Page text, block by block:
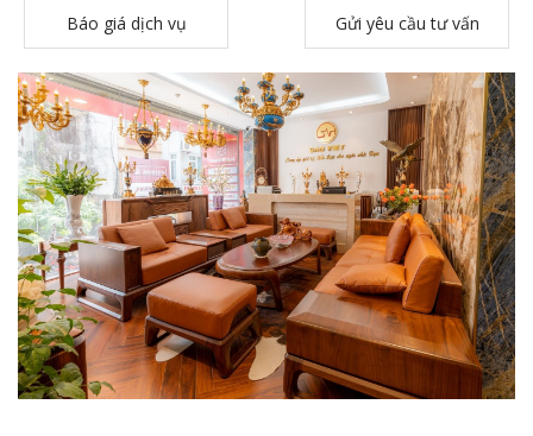
Báo giá dịch vụ Gửi yêu cầu tư vấn